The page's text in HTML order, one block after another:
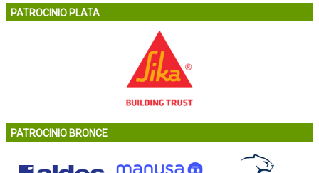
PATROCINIO PLATA
PATROCINIO BRONCE